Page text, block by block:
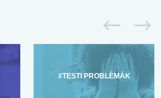
#TESTI PROBLÉMÁK